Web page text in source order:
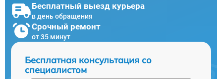
Бесплатный выезд курьера
в день обращения
Срочный ремонт
от 35 минут
Бесплатная консультация со
специалистом